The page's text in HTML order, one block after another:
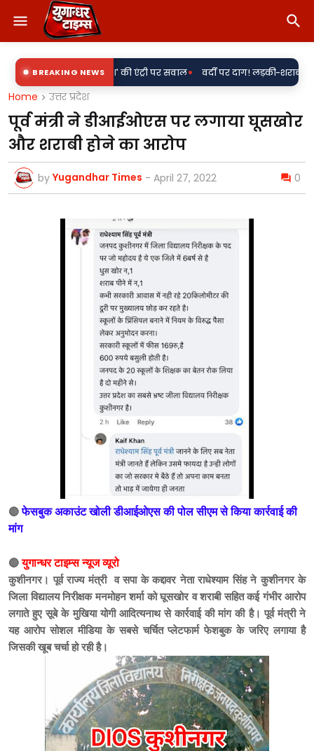
BREAKING NEWS
के साथ 'राकेश' की एंट्री पर सवाल• वर्दी पर दाग! लड़की-शराब की मांग और
Home उत्तर प्रदेश
पूर्व मंत्री ने डीआईओएस पर लगाया घूसखोर
और शराबी होने का आरोप
by Yugandhar Times - April 27, 2022 0
🔴फेसबुक अकाउंट खोली डीआईओएस की पोल सीएम से किया कार्रवाई की
मांग
🔴युगान्धर टाइम्स न्यूज व्यूरो
कुशीनगर। पूर्व राज्य मंत्री व सपा के कद्दावर नेता राधेश्याम सिंह ने कुशीनगर के
जिला विद्यालय निरीक्षक मनमोहन शर्मा को घूसखोर व शराबी सहित कई गंभीर आरोप
लगाते हुए सूबे के मुखिया योगी आदित्यनाथ से कार्रवाई की मांग की है। पूर्व मंत्री ने
यह आरोप सोशल मीडिया के सबसे चर्चित प्लेटफार्म फेशबुक के जरिए लगाया है
जिसकी खूब चर्चा हो रही है।